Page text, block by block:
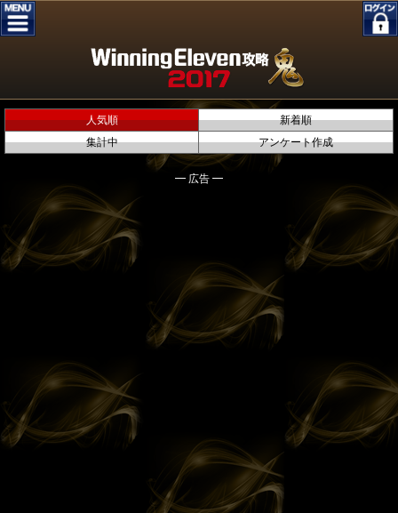
人気順
新着順
集計中
アンケート作成
━ 広告 ━